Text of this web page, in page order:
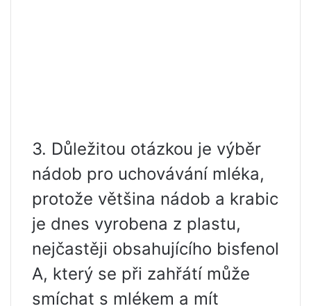
3. Důležitou otázkou je výběr
nádob pro uchovávání mléka,
protože většina nádob a krabic
je dnes vyrobena z plastu,
nejčastěji obsahujícího bisfenol
A, který se při zahřátí může
smíchat s mlékem a mít